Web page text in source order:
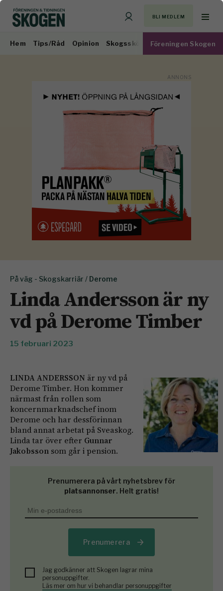
BLI MEDLEM
Hem Tips/Råd Opinion Skogsskötsel Virkesmarknad
Föreningen Skogen
På väg - Skogskarriär / Derome
Linda Andersson är ny
vd på Derome Timber
15 februari 2023
LINDA ANDERSSON är ny vd på
Derome Timber. Hon kommer
närmast från rollen som
koncernmarknadschef inom
Derome och har dessförinnan
bland annat arbetat på Sveaskog.
Linda tar över efter Gunnar
Jakobsson som går i pension.
Prenumerera på vårt nyhetsbrev för
platsannonser. Helt gratis!
Prenumerera
Jag godkänner att Skogen lagrar mina
personuppgifter.
Läs mer om hur vi behandlar personuppgifter